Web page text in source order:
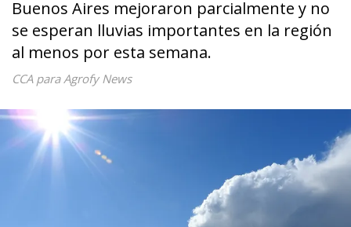
Buenos Aires mejoraron parcialmente y no
se esperan lluvias importantes en la región
al menos por esta semana.
CCA para Agrofy News